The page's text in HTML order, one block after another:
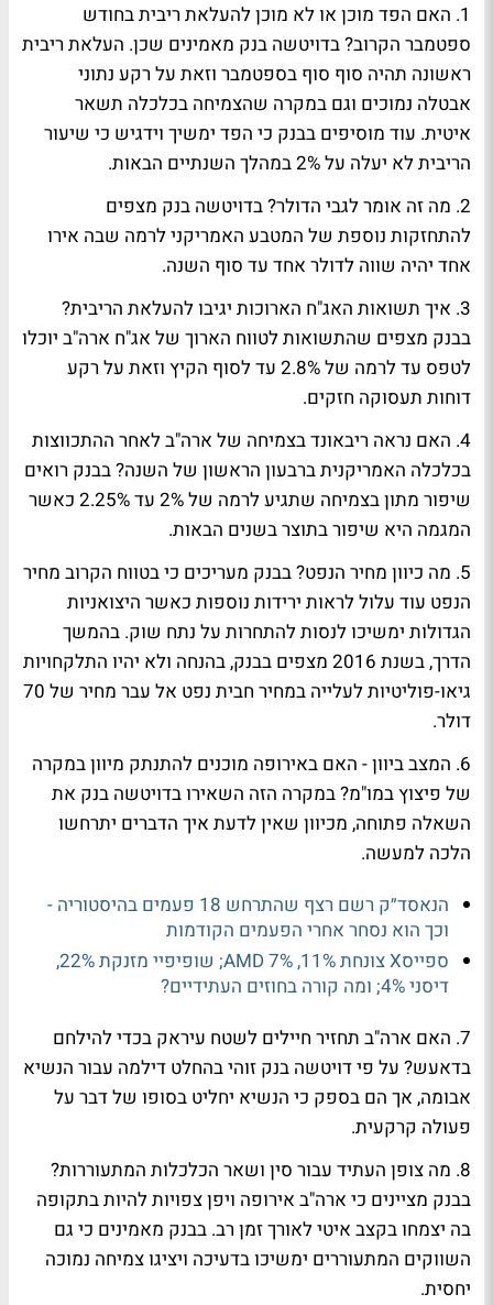
1. האם הפד מוכן או לא מוכן להעלאת ריבית בחודש
ספטמבר הקרוב?בדויטשה בנק מאמינים שכן. העלאת ריבית
ראשונה תהיה סוף סוף בספטמבר וזאת על רקע נתוני
אבטלה נמוכים וגם במקרה שהצמיחה בכלכלה תשאר
איטית. עוד מוסיפים בבנק כי הפד ימשיך וידגיש כי שיעור
הריבית לא יעלה על 2% במהלך השנתיים הבאות.
2. מה זה אומר לגבי הדולר?
בדויטשה בנק מצפים
להתחזקות נוספת של המטבע האמריקני לרמה שבה אירו
אחד יהיה שווה לדולר אחד עד סוף השנה.
3. איך תשואות האג"ח הארוכות יגיבו להעלאת הריבית?
בבנק מצפים שהתשואות לטווח הארוך של אג"ח ארה"ב יוכלו
לטפס עד לרמה של 2.8% עד לסוף הקיץ וזאת על רקע
דוחות תעסוקה חזקים.
4. האם נראה ריבאונד בצמיחה של ארה"ב לאחר ההתכווצות
בכלכלה האמריקנית ברבעון הראשון של השנה?בבנק רואים
שיפור מתון בצמיחה שתגיע לרמה של 2% עד 2.25% כאשר
המגמה היא שיפור בתוצר בשנים הבאות.
5. מה כיוון מחיר הנפט?
בבנק מעריכים כי בטווח הקרוב מחיר
הנפט עוד עלול לראות ירידות נוספות כאשר היצואניות
הגדולות ימשיכו לנסות להתחרות על נתח שוק. בהמשך
הדרך, בשנת 2016 מצפים בבנק, בהנחה ולא יהיו התלקחויות
גיאו-פוליטיות לעלייה במחיר חבית נפט אל עבר מחיר של 70
דולר.
6. המצב ביוון - האם באירופה מוכנים להתנתק מיוון במקרה
של פיצוץ במו"מ?במקרה הזה השאירו בדויטשה בנק את
השאלה פתוחה, מכיוון שאין לדעת איך הדברים יתרחשו
הלכה למעשה.
הנאסד״ק רשם רצף שהתרחש 18 פעמים בהיסטוריה -
וכך הוא נסחר אחרי הפעמים הקודמות
ספייסX צונחת 11%, AMD 7%; שופיפיי מזנקת 22%,
דיסני 4%; ומה קורה בחוזים העתידיים?
7. האם ארה"ב תחזיר חיילים לשטח עיראק בכדי להילחם
בדאעש? על פי דויטשה בנק זוהי בהחלט דילמה עבור הנשיא
אבומה, אך הם בספק כי הנשיא יחליט בסופו של דבר על
פעולה קרקעית.
8. מה צופן העתיד עבור סין ושאר הכלכלות המתעוררות?
בבנק מציינים כי ארה"ב אירופה ויפן צפויות להיות בתקופה
בה יצמחו בקצב איטי לאורך זמן רב. בבנק מאמינים כי גם
השווקים המתעוררים ימשיכו בדעיכה ויציגו צמיחה נמוכה
יחסית.